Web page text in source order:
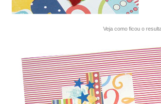
Veja como ficou o